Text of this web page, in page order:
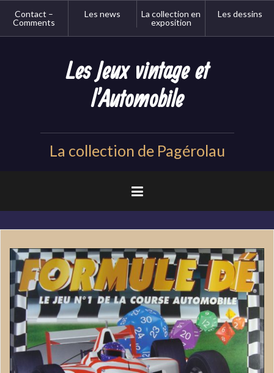
Contact –
Comments
Les news
La collection en
exposition
Les dessins
Les Jeux vintage et
l'Automobile
La collection de Pagérolau